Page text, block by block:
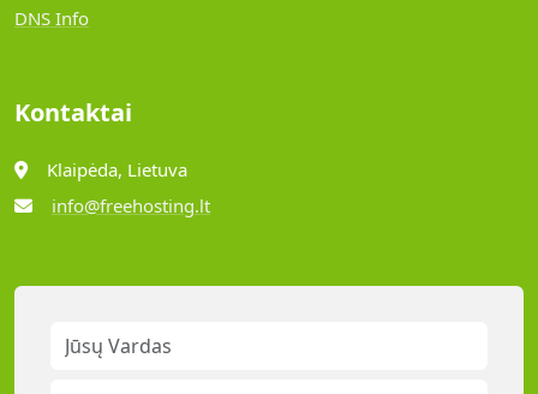
DNS Info
Kontaktai
Klaipėda, Lietuva
info@freehosting.lt